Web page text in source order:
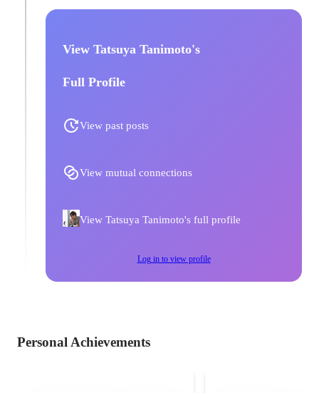
View Tatsuya Tanimoto's
Full Profile
View past posts
View mutual connections
View Tatsuya Tanimoto's full profile
Log in to view profile
Personal Achievements